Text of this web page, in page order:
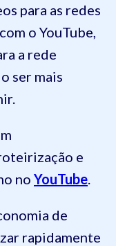
para as redes
o YouTube,
a rede
ser mais
e
no YouTube.
de
rapidamente